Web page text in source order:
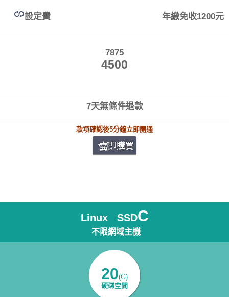
設定費 年繳免收1200元
7875
4500
7天無條件退款
款項確認後5分鐘立即開通
立即購買
Linux SSDC
不限網域主機
20(G)
硬碟空間